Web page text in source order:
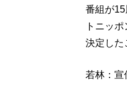
番組が
トニッ
決定した
若林：宣